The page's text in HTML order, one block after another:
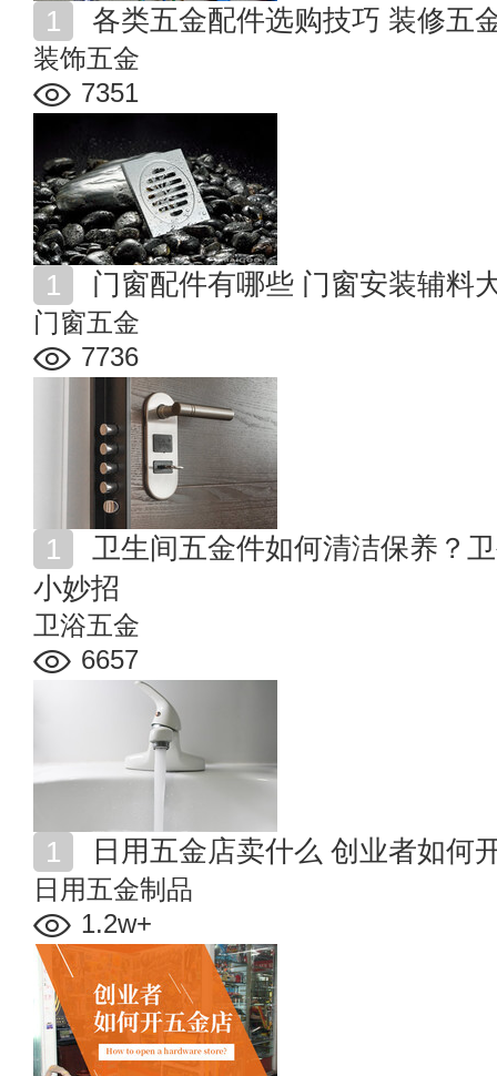
各类五金配件选购技巧 装修五
装饰五金
7351
门窗配件有哪些 门窗安装辅料
门窗五金
7736
小妙招
卫浴五金
6657
日用五金店卖什么 创业者如何
日用五金制品
1.2w+